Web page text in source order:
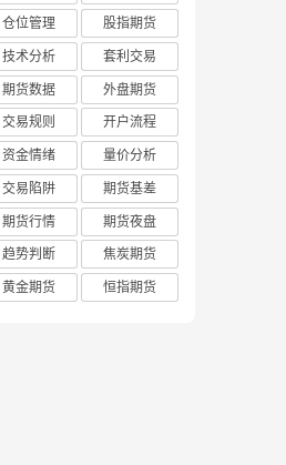
仓位管理
股指期货
技术分析
套利交易
期货数据
外盘期货
交易规则
开户流程
资金情绪
量价分析
交易陷阱
期货基差
期货行情
期货夜盘
趋势判断
焦炭期货
黄金期货 恒指期货